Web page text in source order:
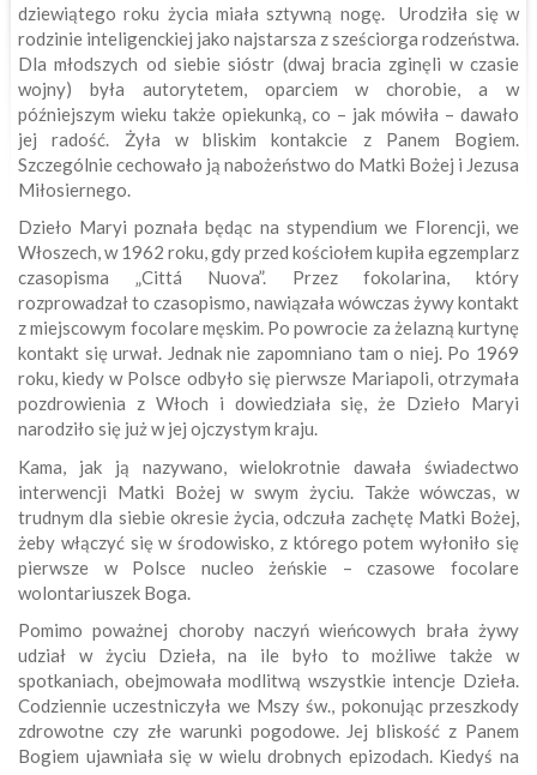
dziewiątego roku życia miała sztywną nogę. Urodziła się w
rodzinie inteligenckiej jako najstarsza z sześciorga rodzeństwa.
Dla młodszych od siebie sióstr (dwaj bracia zginęli w czasie
wojny) była autorytetem, oparciem w chorobie, a w
późniejszym wieku także opiekunką, co – jak mówiła – dawało
jej radość. Żyła w bliskim kontakcie z Panem Bogiem.
Szczególnie cechowało ją nabożeństwo do Matki Bożej i Jezusa
Miłosiernego.
Dzieło Maryi poznała będąc na stypendium we Florencji, we
Włoszech, w 1962 roku, gdy przed kościołem kupiła egzemplarz
czasopisma „Cittá Nuova”. Przez fokolarina, który
rozprowadzał to czasopismo, nawiązała wówczas żywy kontakt
z miejscowym focolare męskim. Po powrocie za żelazną kurtynę
kontakt się urwał. Jednak nie zapomniano tam o niej. Po 1969
roku, kiedy w Polsce odbyło się pierwsze Mariapoli, otrzymała
pozdrowienia z Włoch i dowiedziała się, że Dzieło Maryi
narodziło się już w jej ojczystym kraju.
Kama, jak ją nazywano, wielokrotnie dawała świadectwo
interwencji Matki Bożej w swym życiu. Także wówczas, w
trudnym dla siebie okresie życia, odczuła zachętę Matki Bożej,
żeby włączyć się w środowisko, z którego potem wyłoniło się
pierwsze w Polsce nucleo żeńskie – czasowe focolare
wolontariuszek Boga.
Pomimo poważnej choroby naczyń wieńcowych brała żywy
udział w życiu Dzieła, na ile było to możliwe także w
spotkaniach, obejmowała modlitwą wszystkie intencje Dzieła.
Codziennie uczestniczyła we Mszy św., pokonując przeszkody
zdrowotne czy złe warunki pogodowe. Jej bliskość z Panem
Bogiem ujawniała się w wielu drobnych epizodach. Kiedyś na